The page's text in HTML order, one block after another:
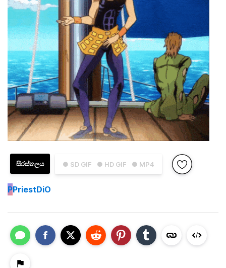
● SD GIF ● HD GIF ● MP4
සිරස්තලය
PPriestDiO